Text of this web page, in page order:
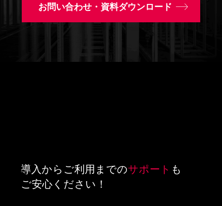
お問い合わせ・資料ダウンロード
導入からご利用までのサポート も
ご安心ください！